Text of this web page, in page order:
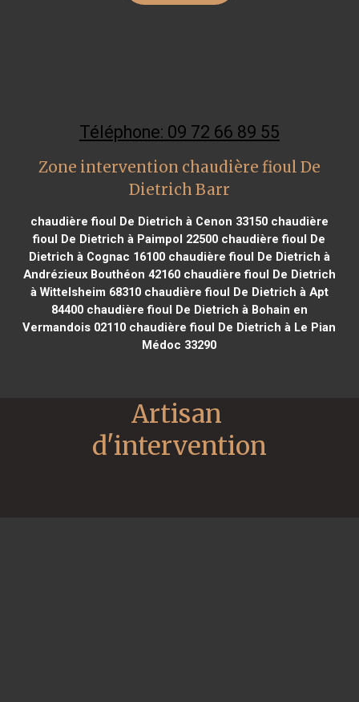
Téléphone: 09 72 66 89 55
Zone intervention chaudière fioul De
Dietrich Barr
chaudière fioul De Dietrich à Cenon 33150chaudière
fioul De Dietrich à Paimpol 22500 chaudière fioul De
Dietrich à Cognac 16100chaudière fioul De Dietrich à
Andrézieux Bouthéon 42160chaudière fioul De Dietrich
à Wittelsheim 68310chaudière fioul De Dietrich à Apt
84400chaudière fioul De Dietrich à Bohain en
Vermandois 02110 chaudière fioul De Dietrich à Le Pian
Médoc 33290
Artisan
d'intervention